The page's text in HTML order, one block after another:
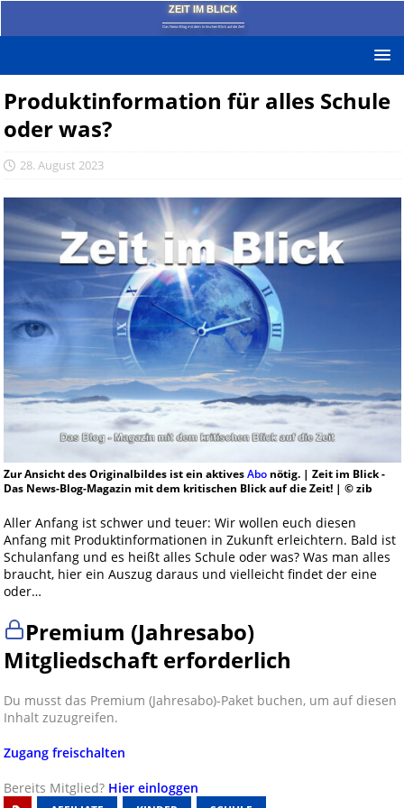
ZEIT IM BLICK
Das News-Blog mit dem kritischen Blick auf die Zeit!
Produktinformation für alles Schule
oder was?
28. August 2023
Zur Ansicht des Originalbildes ist ein aktivesAbonötig. | Zeit im Blick -
Das News-Blog-Magazin mit dem kritischen Blick auf die Zeit! | © zib
Aller Anfang ist schwer und teuer: Wir wollen euch diesen
Anfang mit Produktinformationen in Zukunft erleichtern. Bald ist
Schulanfang und es heißt alles Schule oder was? Was man alles
braucht, hier ein Auszug daraus und vielleicht findet der eine
oder…
Premium (Jahresabo)
Mitgliedschaft erforderlich
Du musst das Premium (Jahresabo)-Paket buchen, um auf diesen
Inhalt zuzugreifen.
Zugang freischalten
Bereits Mitglied? Hier einloggen